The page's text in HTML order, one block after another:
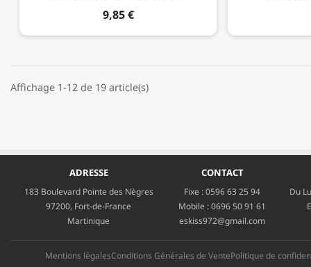
9,85 €
Affichage 1-12 de 19 article(s)
ADRESSE
183 Boulevard Pointe des Nègres
97200, Fort-de-France
Martinique
CONTACT
Fixe :0596 63 25 94
Mobile :0696 50 91 61
eskiss972@gmail.com
Du
Mentions légalesConditions Générales de VentePolitique de